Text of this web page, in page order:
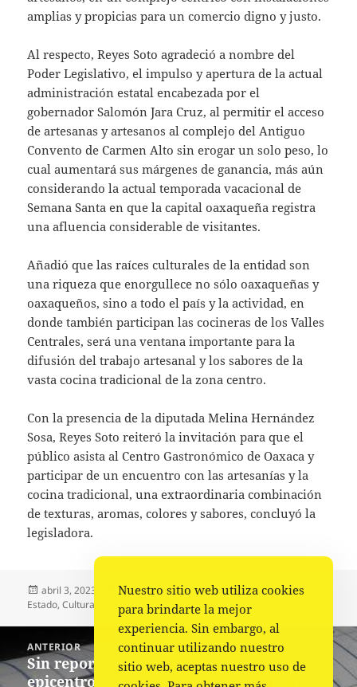
amplias y propicias para un comercio digno y justo.
Al respecto, Reyes Soto agradeció a nombre del
Poder Legislativo, el impulso y apertura de la actual
administración estatal encabezada por el
gobernador Salomón Jara Cruz, al permitir el acceso
de artesanas y artesanos al complejo del Antiguo
Convento de Carmen Alto sin erogar un solo peso, lo
cual aumentará sus márgenes de ganancia, más aún
considerando la actual temporada vacacional de
Semana Santa en que la capital oaxaqueña registra
una afluencia considerable de visitantes.
Añadió que las raíces culturales de la entidad son
una riqueza que enorgullece no sólo oaxaqueñas y
oaxaqueños, sino a todo el país y la actividad, en
donde también participan las cocineras de los Valles
Centrales, será una ventana importante para la
difusión del trabajo artesanal y los sabores de la
vasta cocina tradicional de la zona centro.
Con la presencia de la diputada Melina Hernández
Sosa, Reyes Soto reiteró la invitación para que el
público asista al Centro Gastronómico de Oaxaca y
participar de un encuentro con las artesanías y la
cocina tradicional, una extraordinaria combinación
de texturas, aromas, colores y sabores, concluyó la
legisladora.
Publicado
el
abril 3, 2023 Autor
Comunicado Congreso Categorías
Congreso del
Estado,Cultura Portada
de
entradas
ANTERIOR
Entrada
anterior:
Sin reporte de daños por sismo de 5.5 con
epicentro al norte de Puerto Escondido
Nuestro sitio web utiliza cookies
para brindarte la mejor
experiencia. Sin embargo, al
continuar utilizando nuestro
sitio web, aceptas nuestro uso de